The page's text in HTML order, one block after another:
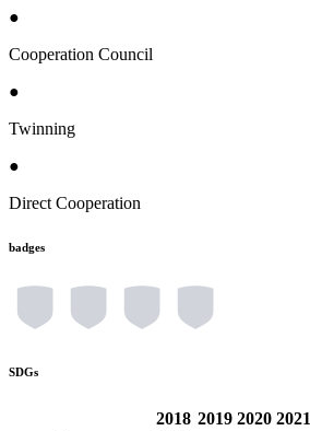
●
Cooperation Council
●
Twinning
●
Direct Cooperation
badges
SDGs
2018 2019 2020 2021